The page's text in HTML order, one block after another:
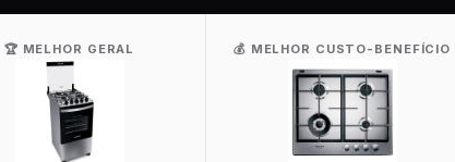
🏆 MELHOR GERAL 💰 MELHOR CUSTO-BENEFÍCIO